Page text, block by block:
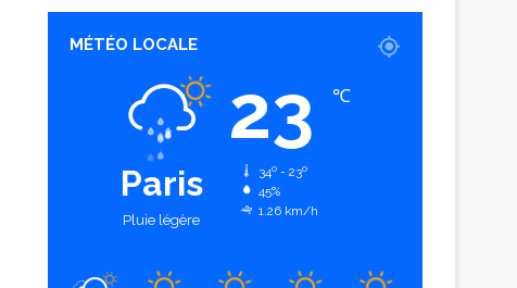
MÉTÉO LOCALE
Paris
Pluie légère
23 ℃
34º - 23º
45%
1.26 km/h